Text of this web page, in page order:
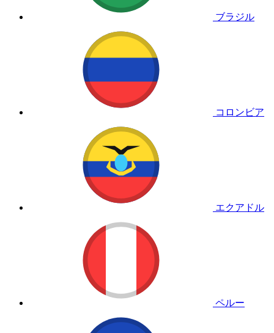
ブラジル
コロンビア
エクアドル
ペルー